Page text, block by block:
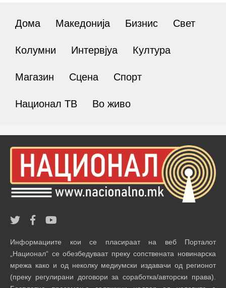
Дома Македонија Бизнис Свет
Колумни Интервјуа Култура
Магазин Сцена Спорт
Национал ТВ Во живо
Информациите кои се пласираат на веб Порталот
„Национал“ се обезбедуваат преку сопствената новинарска
мрежа како и од неколку медиумски издавачи од регионот
(преку регулирани договори за соработка/авторски права).